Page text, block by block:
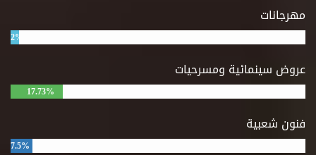
مهرجانات
2%
عروض سينمائية ومسرحيات
17.73%
فنون شعبية
7.5%